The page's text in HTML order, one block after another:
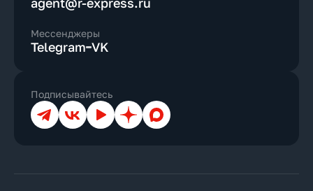
Мессенджеры
Telegram VK
Подписывайтесь
ТелеграмВКонтакте
YouTubeДзен Max